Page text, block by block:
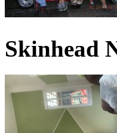
Skinhead